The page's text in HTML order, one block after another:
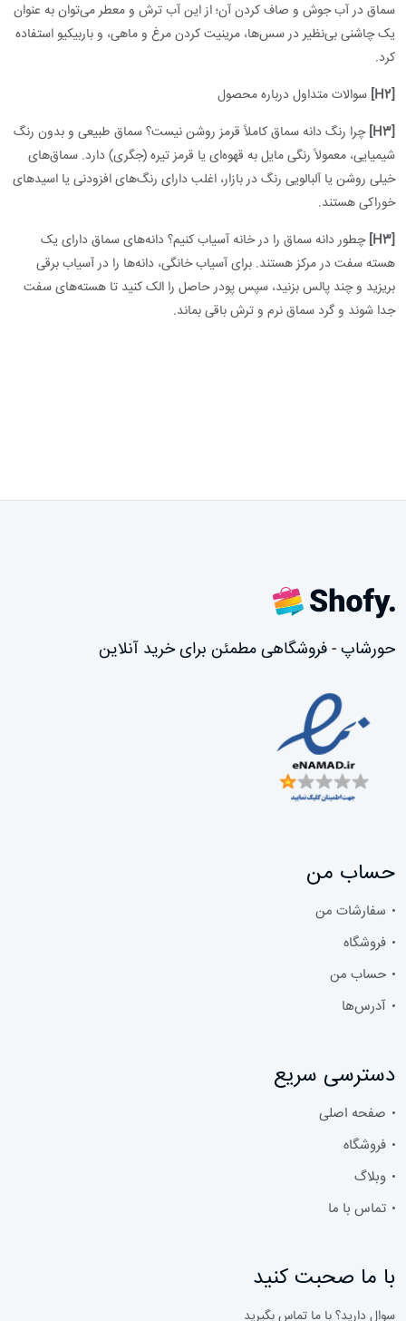
سماق در آب جوش و صاف کردن آن؛ از این آب ترش و معطر می‌توان به عنوان
یک چاشنی بی‌نظیر در سس‌ها، مرینیت کردن مرغ و ماهی، و باربیکیو استفاده
کرد.
[H2]
سوالات متداول درباره محصول
[H3]
چرا رنگ دانه سماق کاملاً قرمز روشن نیست؟ سماق طبیعی و بدون رنگ
شیمیایی، معمولاً رنگی مایل به قهوه‌ای یا قرمز تیره (جگری) دارد. سماق‌های
خیلی روشن یا آلبالویی رنگ در بازار، اغلب دارای رنگ‌های افزودنی یا اسیدهای
خوراکی هستند.
[H3]
چطور دانه سماق را در خانه آسیاب کنیم؟ دانه‌های سماق دارای یک
هسته سفت در مرکز هستند. برای آسیاب خانگی، دانه‌ها را در آسیاب برقی
بریزید و چند پالس بزنید، سپس پودر حاصل را الک کنید تا هسته‌های سفت
جدا شوند و گرد سماق نرم و ترش باقی بماند.
حورشاپ - فروشگاهی مطمئن برای خرید آنلاین
حساب من
سفارشات من
فروشگاه
حساب من
آدرس‌ها
دسترسی سریع
صفحه اصلی
فروشگاه
وبلاگ
تماس با ما
با ما صحبت کنید
سوال دارید؟ با ما تماس بگیرید